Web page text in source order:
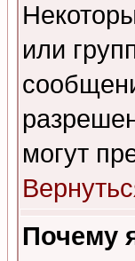
или
могут
Почему